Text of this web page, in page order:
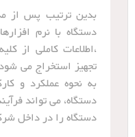
بدین ترتیب پس از
دستگاه با نرم
،اطلاعات کاملی از
تجهیز استخراج می
به نحوه عملکرد و
دستگاه، می تواند
دستگاه را در داخل